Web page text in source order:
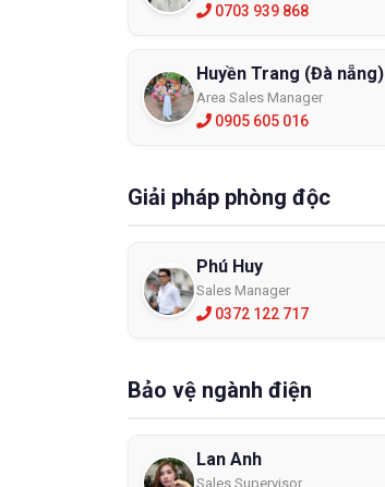
0703 939 868
Huyền Trang (Đà nẵng)
Area Sales Manager
0905 605 016
Giải pháp phòng độc
Phú Huy
Sales Manager
0372 122 717
Bảo vệ ngành điện
Lan Anh
Sales Supervisor